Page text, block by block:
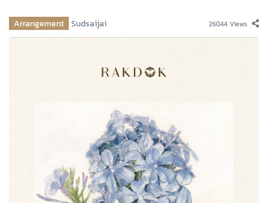
Arrangement Sudsaijai 26044 Views